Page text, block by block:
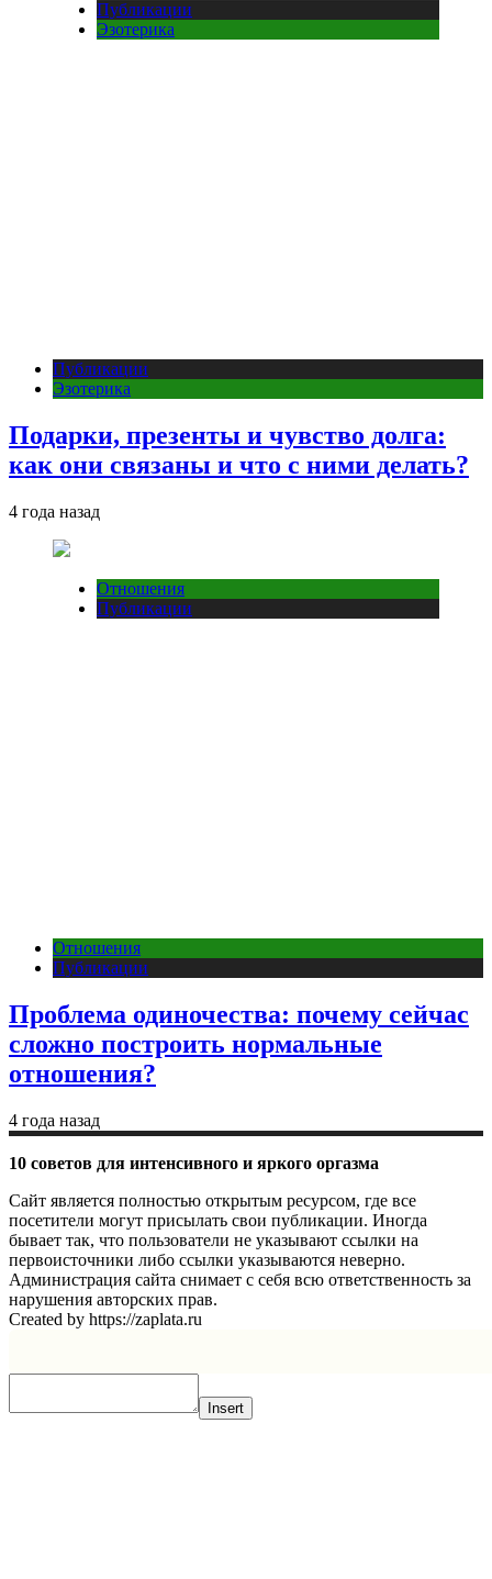
Публикации
Эзотерика
Публикации
Эзотерика
Подарки, презенты и чувство долга:
как они связаны и что с ними делать?
4 года назад
Отношения
Публикации
Отношения
Публикации
Проблема одиночества: почему сейчас
сложно построить нормальные
отношения?
4 года назад
10 советов для интенсивного и яркого оргазма
Сайт является полностью открытым ресурсом, где все
посетители могут присылать свои публикации. Иногда
бывает так, что пользователи не указывают ссылки на
первоисточники либо ссылки указываются неверно.
Администрация сайта снимает с себя всю ответственность за
нарушения авторских прав.
Created by https://zaplata.ru
Insert